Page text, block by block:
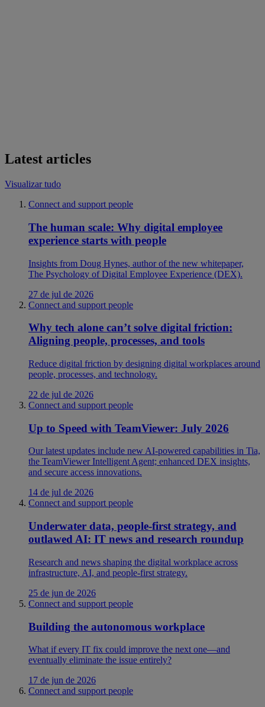
Latest articles
Visualizar tudo
Connect and support people
The human scale: Why digital employee
experience starts with people
Insights from Doug Hynes, author of the new whitepaper,
The Psychology of Digital Employee Experience (DEX).
27 de jul de 2026
Connect and support people
Why tech alone can’t solve digital friction:
Aligning people, processes, and tools
Reduce digital friction by designing digital workplaces around
people, processes, and technology.
22 de jul de 2026
Connect and support people
Up to Speed with TeamViewer: July 2026
Our latest updates include new AI-powered capabilities in Tia,
the TeamViewer Intelligent Agent; enhanced DEX insights,
and secure access innovations.
14 de jul de 2026
Connect and support people
Underwater data, people-first strategy, and
outlawed AI: IT news and research roundup
Research and news shaping the digital workplace across
infrastructure, AI, and people-first strategy.
25 de jun de 2026
Connect and support people
Building the autonomous workplace
What if every IT fix could improve the next one—and
eventually eliminate the issue entirely?
17 de jun de 2026
Connect and support people